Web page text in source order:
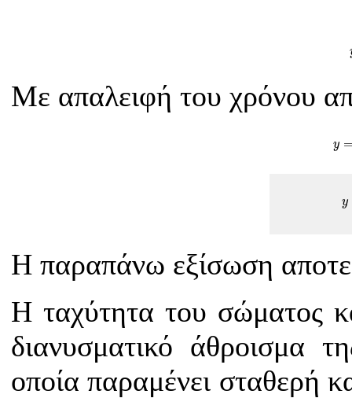
Με απαλειφή του χρόνου
y
y
Η παραπάνω εξίσωση
Η ταχύτητα του σώματος
διανυσματικό άθροισμα
οποία παραμένει σταθερή